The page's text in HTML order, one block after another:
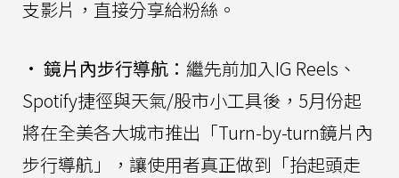
支影片，直接分享給粉絲。
• 鏡片內步行導航： 繼先前加入IG Reels、
Spotify捷徑與天氣/股市小工具後，5月份起
將在全美各大城市推出「Turn-by-turn鏡片內
步行導航」，讓使用者真正做到「抬起頭走